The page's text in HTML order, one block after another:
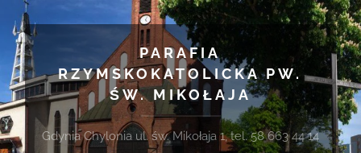
PARAFIA
RZYMSKOKATOLICKA PW.
ŚW. MIKOŁAJA
Gdynia Chylonia ul. św. Mikołaja 1, tel. 58 663 44 14